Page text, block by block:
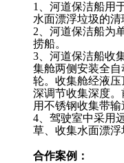
1、河道保洁船用
水面漂浮垃圾的清
2、河道保洁船为
捞船。
3、河道保洁船收
集舱两侧安装全
轮。收集舱经液
深调节收集深度
用不锈钢收集带输
4、驾驶室中采用
草、收集水面漂浮
合作案例：